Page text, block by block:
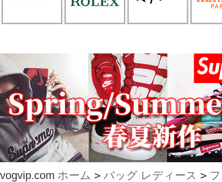
vogvip.com ホーム > バッグ レディース >